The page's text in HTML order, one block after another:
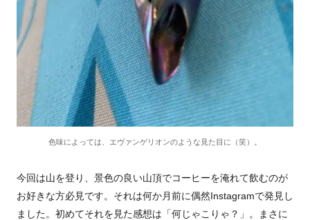
色味によっては、エヴァンゲリオンのような見た目に（笑）。
今回は山を登り、景色の良い山頂でコーヒーを淹れて飲むのが
お好きな方必見です。それは何か月前に偶然Instagramで発見し
ました。初めてそれを見た感想は「何じゃこりゃ？」。まさに